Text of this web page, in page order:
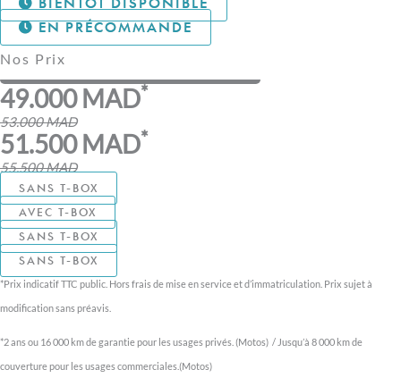
EN PRÉCOMMANDE
Nos Prix
49.000 MAD*
53.000 MAD
51.500 MAD*
55.500 MAD
SANS T-BOX
AVEC T-BOX
SANS T-BOX
SANS T-BOX
*Prix indicatif TTC public. Hors frais de mise en service et d’immatriculation. Prix sujet à
modification sans préavis.
*2 ans ou 16 000 km de garantie pour les usages privés. (Motos) / Jusqu’à 8 000 km de
couverture pour les usages commerciales.(Motos)